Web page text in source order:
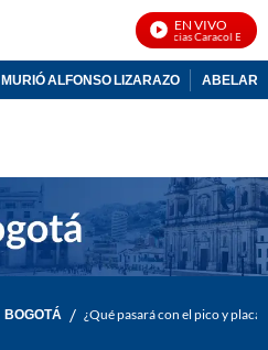
EN VIVO
Noticias Caracol En Vivo
MURIÓ ALFONSO LIZARAZO
BOGOTÁ / ¿Qué pasará con el pico y